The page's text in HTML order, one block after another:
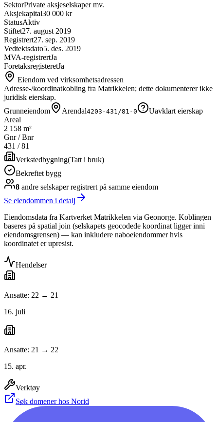
SektorPrivate aksjeselskaper mv.
Aksjekapital30 000 kr
StatusAktiv
Stiftet27. august 2019
Registrert27. sep. 2019
Vedtektsdato5. des. 2019
MVA-registrertJa
ForetaksregisteretJa
Eiendom ved virksomhetsadressen
Adresse-/koordinatkobling fra Matrikkelen; dette dokumenterer ikke
juridisk eierskap.
Grunneiendom
Arendal4203-431/81-0
Uavklart eierskap
Areal
2 158 m²
Gnr / Bnr
431 /81
Verkstedbygning(Tatt i bruk)
Bekreftet bygg
8 andre selskaperregistrert på samme eiendom
Se eiendommen i detalj
Eiendomsdata fra Kartverket Matrikkelen via Geonorge. Koblingen
baseres på spatial join (selskapets geocodede koordinat ligger inni
eiendomsgrensen) — kan inkludere naboeiendommer hvis
koordinatet er upresist.
Hendelser
Ansatte: 22 → 21
16. juli
Ansatte: 21 → 22
15. apr.
Verktøy
Søk domener hos Norid